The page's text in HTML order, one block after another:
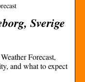
Sverige
Forecast,
and what to expect